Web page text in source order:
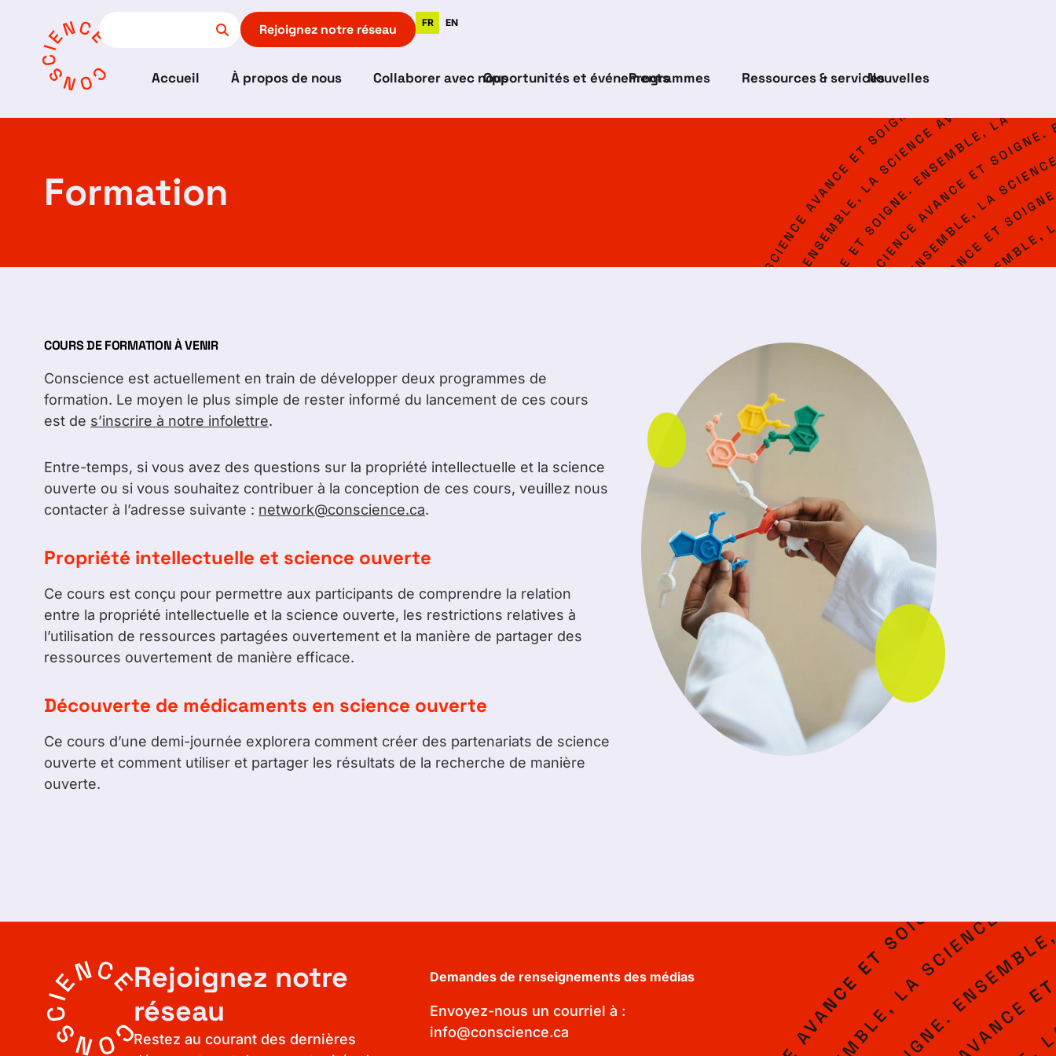
Rejoignez notre réseau FR EN
Accueil À propos de nous Collaborer avec nousOpportunités et événementsProgrammes Ressources & servicesNouvelles
Formation
COURS DE FORMATION À VENIR
Conscience est actuellement en train de développer deux programmes de
formation. Le moyen le plus simple de rester informé du lancement de ces cours
est de s’inscrire à notre infolettre.
Entre-temps, si vous avez des questions sur la propriété intellectuelle et la science
ouverte ou si vous souhaitez contribuer à la conception de ces cours, veuillez nous
contacter à l’adresse suivante : network@conscience.ca.
Propriété intellectuelle et science ouverte
Ce cours est conçu pour permettre aux participants de comprendre la relation
entre la propriété intellectuelle et la science ouverte, les restrictions relatives à
l’utilisation de ressources partagées ouvertement et la manière de partager des
ressources ouvertement de manière efficace.
Découverte de médicaments en science ouverte
Ce cours d’une demi-journée explorera comment créer des partenariats de science
ouverte et comment utiliser et partager les résultats de la recherche de manière
ouverte.
Rejoignez notre
réseau
Restez au courant des dernières
Demandes de renseignements des médias
Envoyez-nous un courriel à :
info@conscience.ca